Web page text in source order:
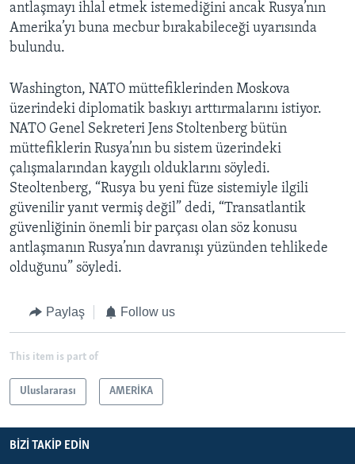
antlaşmayı ihlal etmek istemediğini ancak Rusya’nın
Amerika’yı buna mecbur bırakabileceği uyarısında
bulundu.
Washington, NATO müttefiklerinden Moskova
üzerindeki diplomatik baskıyı arttırmalarını istiyor.
NATO Genel Sekreteri Jens Stoltenberg bütün
müttefiklerin Rusya’nın bu sistem üzerindeki
çalışmalarından kaygılı olduklarını söyledi.
Steoltenberg, “Rusya bu yeni füze sistemiyle ilgili
güvenilir yanıt vermiş değil” dedi, “Transatlantik
güvenliğinin önemli bir parçası olan söz konusu
antlaşmanın Rusya’nın davranışı yüzünden tehlikede
olduğunu” söyledi.
Paylaş Follow us
This item is part of
Uluslararası AMERİKA
BIZI TAKIP EDIN